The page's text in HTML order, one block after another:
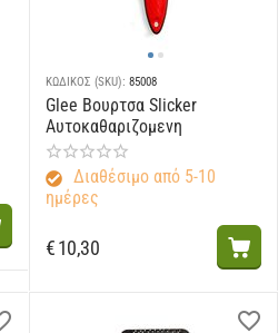
ΚΩΔΙΚΟΣ (SKU): 85008
Glee Βουρτσα Slicker
Αυτοκαθαριζομενη
Διαθέσιμο από 5-10
ημέρες
€10,30